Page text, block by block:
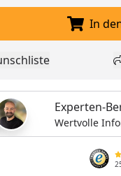
hinzufügen
In
Produkt zur
Experten-
Wertvolle